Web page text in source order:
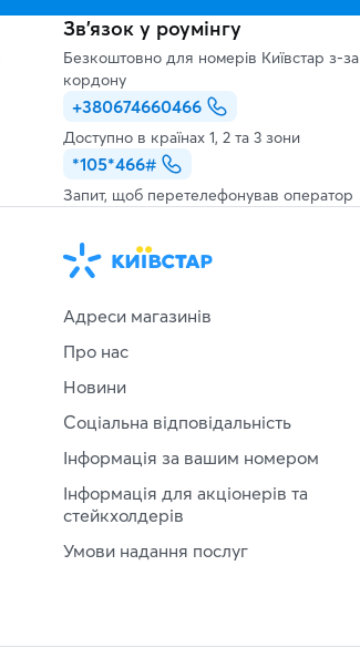
Зв’язок у роумінгу
Безкоштовно для номерів Київстар з-за
кордону
+380674660466
Доступно в країнах 1, 2 та 3 зони
*105*466#
Запит, щоб перетелефонував оператор
Адреси магазинів
Про нас
Новини
Соціальна відповідальність
Інформація за вашим номером
Інформація для акціонерів та
стейкхолдерів
Умови надання послуг